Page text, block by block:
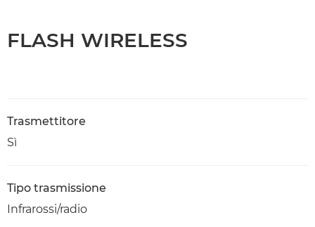
FLASH WIRELESS
Trasmettitore
Sì
Tipo trasmissione
Infrarossi/radio